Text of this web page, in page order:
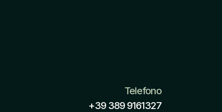
Telefono
+39 389 9161327